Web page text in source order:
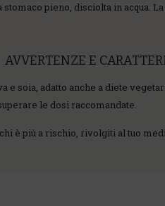
pieno, disciolta in acqua.
AVVERTENZE E
soia, adatto anche a diete
le dosi raccomandate.
è più a rischio, rivolgiti al tuo